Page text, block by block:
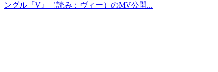
ングル『V』（読み：ヴィー）のMV公開...